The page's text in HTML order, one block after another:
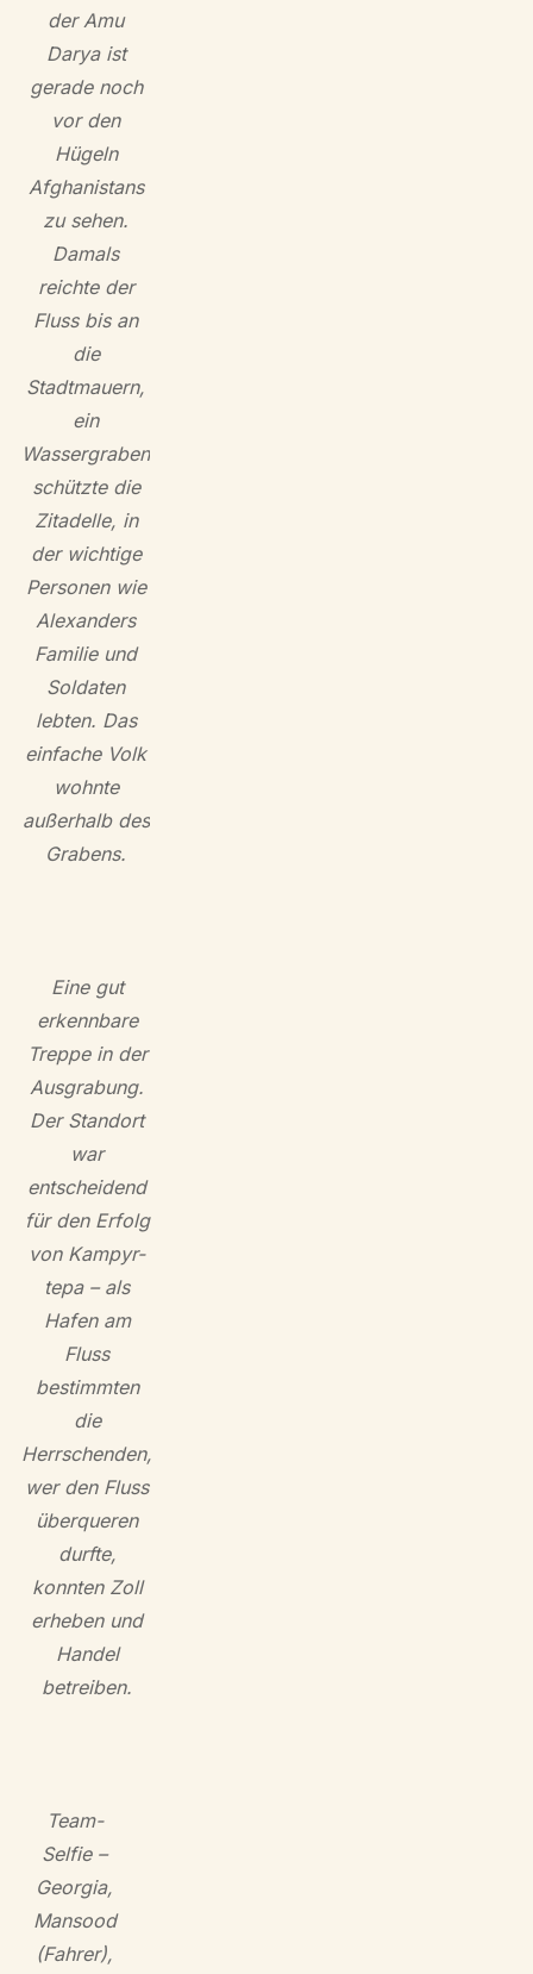
der Amu
Darya ist
gerade noch
vor den
Hügeln
Afghanistans
zu sehen.
Damals
reichte der
Fluss bis an
die
Stadtmauern,
ein
Wassergraben
schützte die
Zitadelle, in
der wichtige
Personen wie
Alexanders
Familie und
Soldaten
lebten. Das
einfache Volk
wohnte
außerhalb des
Grabens.
Eine gut
erkennbare
Treppe in der
Ausgrabung.
Der Standort
war
entscheidend
für den Erfolg
von Kampyr-
tepa – als
Hafen am
Fluss
bestimmten
die
Herrschenden,
wer den Fluss
überqueren
durfte,
konnten Zoll
erheben und
Handel
betreiben.
Team-
Selfie –
Georgia,
Mansood
(Fahrer),